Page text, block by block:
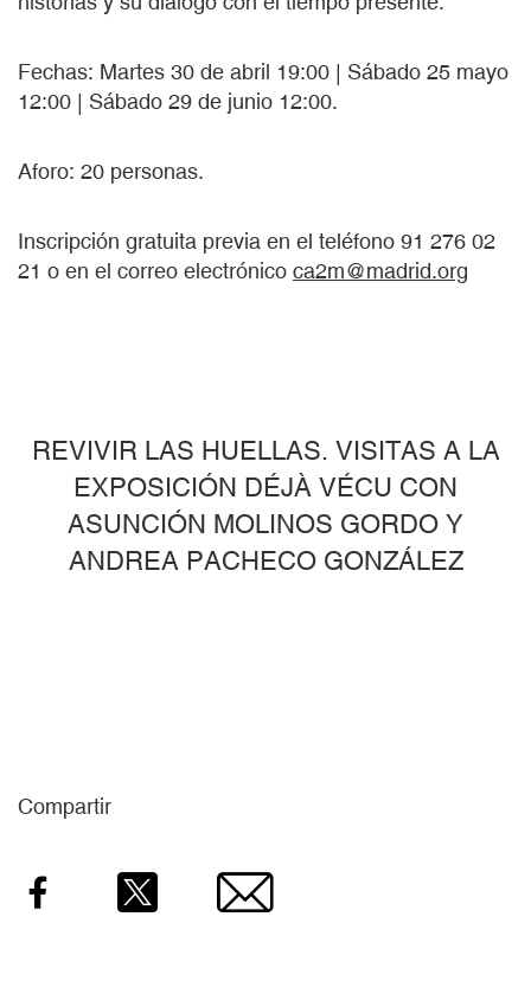
Fechas: Martes 30 de abril 19:00 | Sábado 25 mayo
12:00 | Sábado 29 de junio 12:00.
Aforo: 20 personas.
Inscripción gratuita previa en el teléfono 91 276 02
21 o en el correo electrónico ca2m@madrid.org
REVIVIR LAS HUELLAS. VISITAS A LA
EXPOSICIÓN DÉJÀ VÉCU CON
ASUNCIÓN MOLINOS GORDO Y
ANDREA PACHECO GONZÁLEZ
Compartir
Facebook Twitter Email